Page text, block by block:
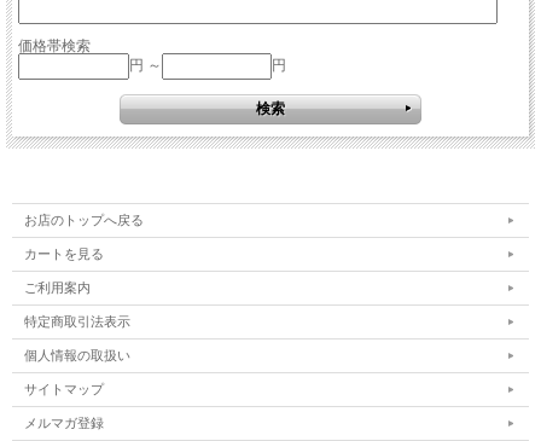
価格帯検索
円 ～
円
お店のトップへ戻る
カートを見る
ご利用案内
特定商取引法表示
個人情報の取扱い
サイトマップ
メルマガ登録